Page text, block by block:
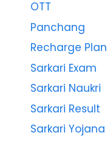
OTT
Panchang
Recharge Plan
Sarkari Exam
Sarkari Naukri
Sarkari Result
Sarkari Yojana